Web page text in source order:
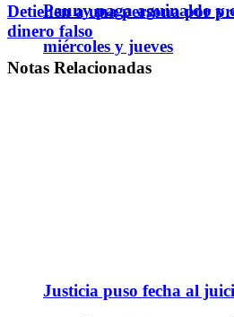
Pauny paga aguinaldo y
miércoles y jueves
Justicia puso fecha al
Detienen a una persona por
dinero falso
Notas Relacionadas